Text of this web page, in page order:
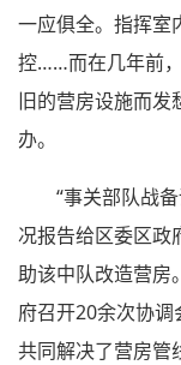
一应俱全。指挥室
控……而在几年前
旧的营房设施而发
办。
“事关部队战
况报告给区委区政
助该中队改造营房
府召开20余次协调
共同解决了营房管